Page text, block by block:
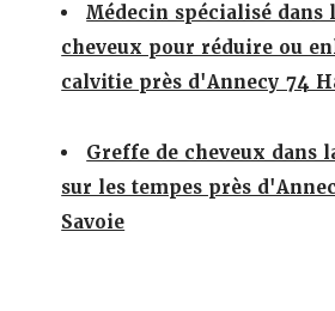
Médecin spécialisé dans
cheveux pour réduire ou
calvitie près d'Annecy 74
Greffe de cheveux dans
sur les tempes près
Savoie